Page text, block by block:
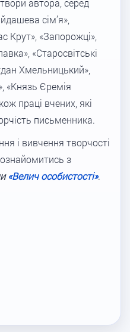
автора, серед
сім’я»,
Крут», «Запорожці»,
«Старосвітські
Хмельницький»,
«Князь Єремія
праці вчених, які
письменника.
і вивчення творчості
з
«Велич особистості».